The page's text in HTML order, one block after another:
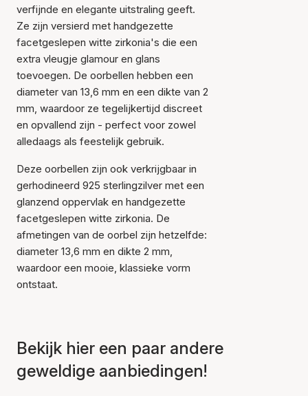
Item is toegevoegd aan
het winkelmandje
verfijnde en elegante uitstraling geeft.
Ze zijn versierd met handgezette
facetgeslepen witte zirkonia's die een
extra vleugje glamour en glans
toevoegen. De oorbellen hebben een
diameter van 13,6 mm en een dikte van 2
mm, waardoor ze tegelijkertijd discreet
en opvallend zijn - perfect voor zowel
alledaags als feestelijk gebruik.
Deze oorbellen zijn ook verkrijgbaar in
gerhodineerd 925 sterlingzilver met een
glanzend oppervlak en handgezette
facetgeslepen witte zirkonia. De
afmetingen van de oorbel zijn hetzelfde:
diameter 13,6 mm en dikte 2 mm,
waardoor een mooie, klassieke vorm
ontstaat.
Bekijk hier een paar andere
geweldige aanbiedingen!